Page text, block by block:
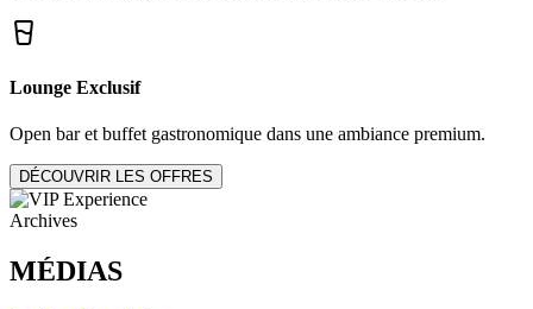
Lounge Exclusif
Open bar et buffet gastronomique dans une ambiance premium.
DÉCOUVRIR LES OFFRES
Archives
MÉDIAS